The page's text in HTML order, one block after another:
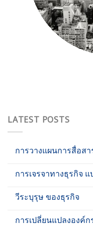
LATEST POSTS
การวางแผนการสื่อสา
การเจรจาทางธุรกิจ แ
วีระบุรุษ ของธุรกิจ
การเปลี่ยนแปลงองค์